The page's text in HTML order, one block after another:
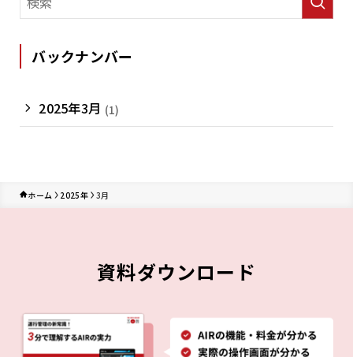
バックナンバー
2025年3月 (1)
ホーム 2025年 3月
資料ダウンロード